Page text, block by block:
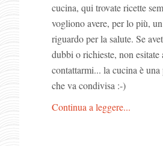
cucina, qui trovate ricette
vogliono avere, per lo più,
riguardo per la salute. Se
dubbi o richieste, non esitate
contattarmi... la cucina è una
che va condivisa :-)
Continua a leggere...